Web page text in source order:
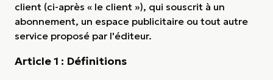
client (ci-après « le client »), qui souscrit à un
abonnement, un espace publicitaire ou tout autre
service proposé par l'éditeur.
Article 1 : Définitions